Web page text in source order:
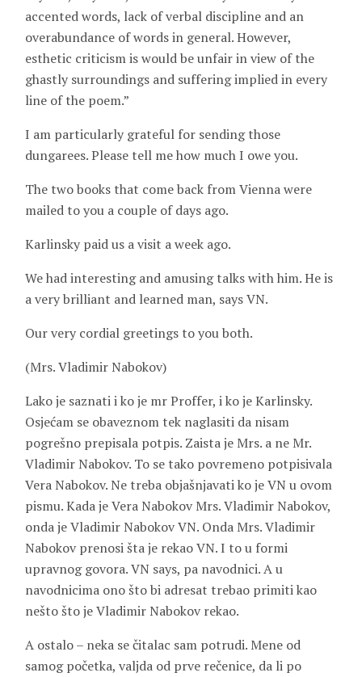
accented words, lack of verbal discipline and an
overabundance of words in general. However,
esthetic criticism is would be unfair in view of the
ghastly surroundings and suffering implied in every
line of the poem.”
I am particularly grateful for sending those
dungarees. Please tell me how much I owe you.
The two books that come back from Vienna were
mailed to you a couple of days ago.
Karlinsky paid us a visit a week ago.
We had interesting and amusing talks with him. He is
a very brilliant and learned man, says VN.
Our very cordial greetings to you both.
(Mrs. Vladimir Nabokov)
Lako je saznati i ko je mr Proffer, i ko je Karlinsky.
Osjećam se obaveznom tek naglasiti da nisam
pogrešno prepisala potpis. Zaista je Mrs. a ne Mr.
Vladimir Nabokov. To se tako povremeno potpisivala
Vera Nabokov. Ne treba objašnjavati ko je VN u ovom
pismu. Kada je Vera Nabokov Mrs. Vladimir Nabokov,
onda je Vladimir Nabokov VN. Onda Mrs. Vladimir
Nabokov prenosi šta je rekao VN. I to u formi
upravnog govora. VN says, pa navodnici. A u
navodnicima ono što bi adresat trebao primiti kao
nešto što je Vladimir Nabokov rekao.
A ostalo – neka se čitalac sam potrudi. Mene od
samog početka, valjda od prve rečenice, da li po